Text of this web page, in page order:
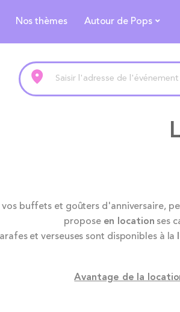
Nos thèmes Autour de Pops
vos buffets et goûters d'anniversaire,
propose en location ses
et verseuses sont disponibles à la
Avantage de la